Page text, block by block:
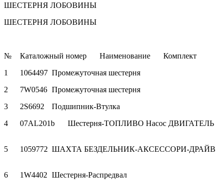
ШЕСТЕРНЯ ЛОБОВИНЫ
ШЕСТЕРНЯ ЛОБОВИНЫ
№ Каталожный номер Наименование
Комплект
1
1064497 Промежуточная шестерня
2
7W0546 Промежуточная шестерня
3
2S6692
Подшипник-Втулка
4
07AL201b Шестерня-ТОПЛИВО Насос ДВИГАТЕЛЬ
5 1059772 ШАХТА БЕЗДЕЛЬНИК-АКСЕССОРИ-ДРАЙВ
6 1W4402 Шестерня-Распредвал